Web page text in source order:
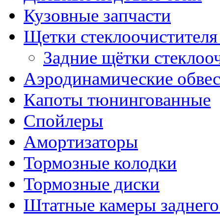
Кузовные запчасти
Щетки
Задние щётки
Аэродинамические
Капоты тюнингованные
Спойлеры
Амортизаторы
Тормозные колодки
Тормозные диски
Штатные камеры